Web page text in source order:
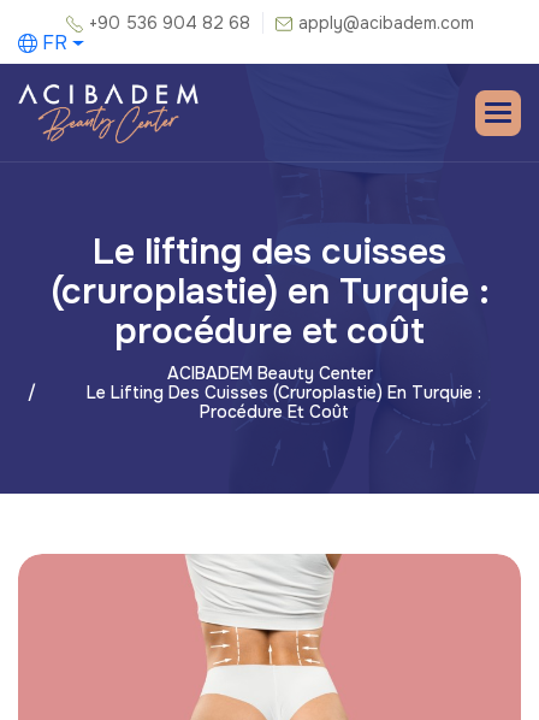
+90 536 904 82 68 apply@acibadem.com
FR
Le lifting des cuisses
(cruroplastie) en Turquie :
procédure et coût
ACIBADEM Beauty Center
Le Lifting Des Cuisses (cruroplastie) En Turquie :
Procédure Et Coût